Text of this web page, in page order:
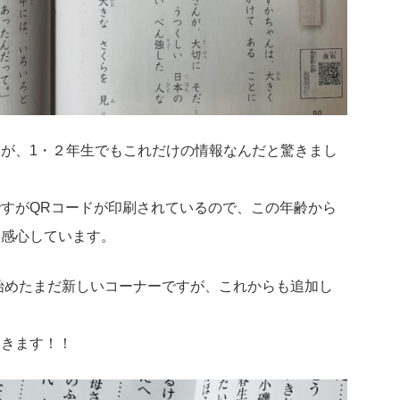
、1・２年生でもこれだけの情報なんだと驚きまし
がQRコードが印刷されているので、この年齢から
心しています。
たまだ新しいコーナーですが、これからも追加し
ます！！